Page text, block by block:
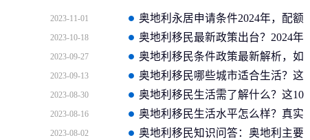
2023-11-01
奥地利永居申请条件2024年，配额
移民半年拿永居
2023-10-18
奥地利移民最新政策出台？2024年
都有哪些变化？
2023-09-27
奥地利移民条件政策最新解析，如
何快速移民奥地利？
2023-09-13
奥地利移民哪些城市适合生活？这
几大城市更宜居！
2023-08-30
奥地利移民生活需了解什么？这10
个有趣事实你知道几个？
2023-08-16
奥地利移民生活水平怎么样？真实
日常生活介绍！
2023-08-02
奥地利移民知识问答：奥地利主要